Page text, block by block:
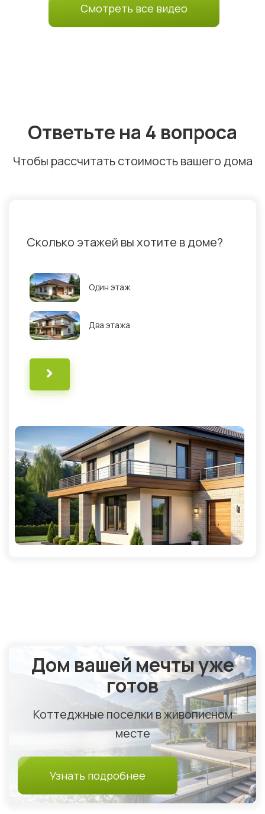
Смотреть все видео
Ответьте на 4 вопроса
Чтобы рассчитать стоимость вашего дома
Сколько этажей вы хотите в доме?
Один этаж
Два этажа
Дом вашей мечты уже
готов
Коттеджные поселки в живописном
месте
Узнать подробнее